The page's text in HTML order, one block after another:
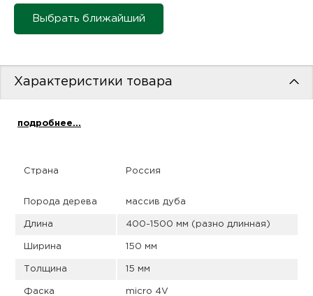
Выбрать ближайший
Характеристики товара
подробнее...
Страна Россия
Порода дерева массив дуба
Длина 400-1500 мм (разно длинная)
Ширина 150 мм
Толщина 15 мм
Фаска micro 4V